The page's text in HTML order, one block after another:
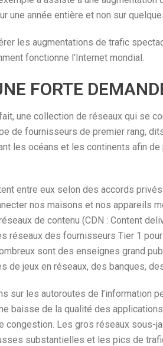
une année entière et non sur
les augmentations de trafic
fonctionne l’Internet mondial.
FORTE
une collection de réseaux qui se
fournisseurs de premier rang,
les océans et les continents afin
entre eux selon des accords
nos maisons et nos appareils
de contenu (CDN : Content
réseaux des fournisseurs Tier 1
sont des enseignes grand
de jeux en réseaux, des banques,
sur les autoroutes de l’information
baisse de la qualité des
congestion. Les gros réseaux sous-
substantielles et les pics de